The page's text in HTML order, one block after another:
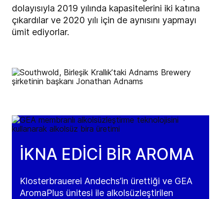
dolayısıyla 2019 yılında kapasitelerini iki katına
çıkardılar ve 2020 yılı için de aynısını yapmayı
ümit ediyorlar.
İKNA EDİCİ BİR AROMA
Klosterbrauerei Andechs’in ürettiği ve GEA
AromaPlus ünitesi ile alkolsüzleştirilen